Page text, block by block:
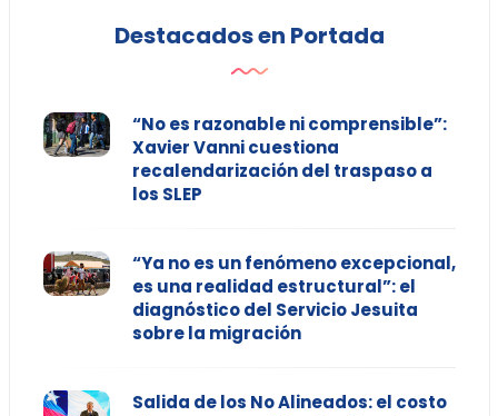
Destacados en Portada
“No es razonable ni comprensible”:
Xavier Vanni cuestiona
recalendarización del traspaso a
los SLEP
“Ya no es un fenómeno excepcional,
es una realidad estructural”: el
diagnóstico del Servicio Jesuita
sobre la migración
Salida de los No Alineados: el costo